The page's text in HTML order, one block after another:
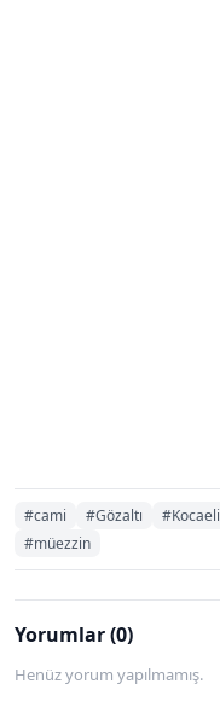
#cami #Gözaltı #Kocaeli
#müezzin
Yorumlar (0)
Henüz yorum yapılmamış.